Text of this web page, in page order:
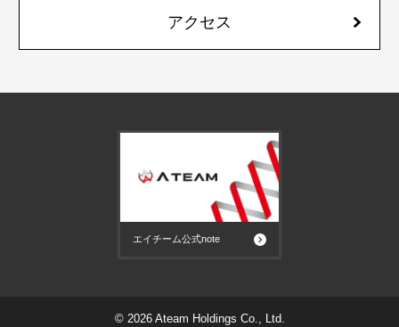
アクセス
エイチーム公式note
© 2026 Ateam Holdings Co., Ltd.